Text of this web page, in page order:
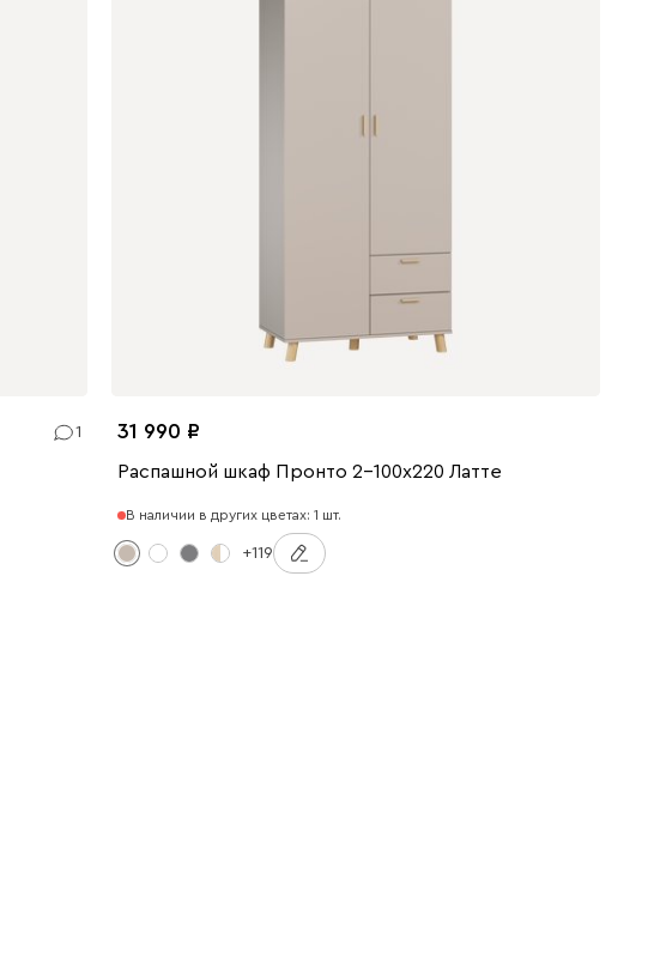
1 31 990
Распашной шкаф Пронто 2-100x220 Латте
В наличии в других цветах: 1 шт.
+119